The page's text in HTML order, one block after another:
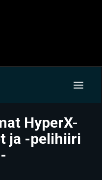
HyperX-
ja -pelihiiri